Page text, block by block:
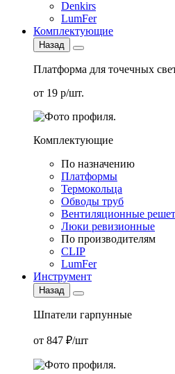
Denkirs
LumFer
Комплектующие
Назад
Платформа для точечных
от 19 р/шт.
Комплектующие
По назначению
Платформы
Термокольца
Обводы труб
Вентиляционные
Люки ревизионные
По производителям
CLIP
LumFer
Инструмент
Назад
Шпатели гарпунные
от 847 ₽/шт